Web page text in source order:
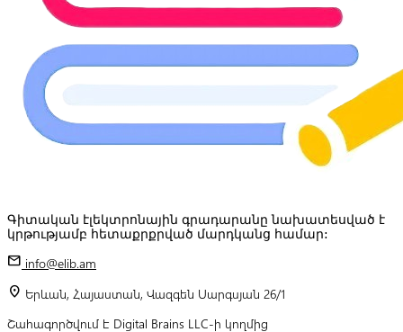
Գիտական էլեկտրոնային գրադարանը նախատեսված է
կրթությամբ հետաքրքրված մարդկանց համար:
mail info@elib.am
location_on Երևան, Հայաստան, Վազգեն Սարգսյան 26/1
Շահագործվում է Digital Brains LLC-ի կողմից